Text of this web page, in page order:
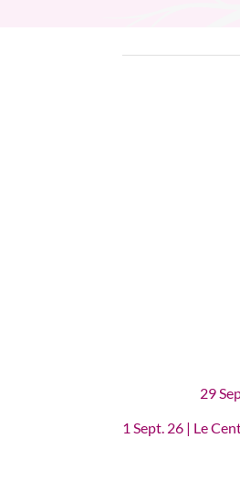
29
1 Sept. 26 | Le